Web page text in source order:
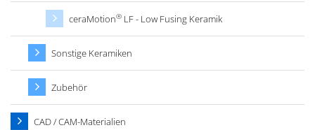
ceraMotion® LF - Low Fusing Keramik
Sonstige Keramiken
Zubehör
CAD / CAM-Materialien